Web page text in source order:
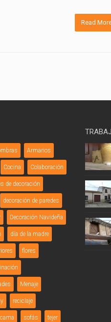
Read
Armarios
Cocina Colaboración
de decoración
decoración de paredes
Decoración Navideña
día de la madre
flores
Menaje
reciclaje
sofás tejer